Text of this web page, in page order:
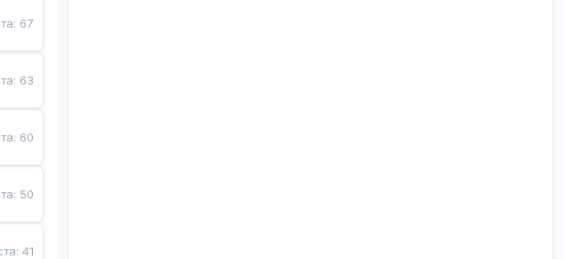
: 67
: 63
: 60
: 50
:41